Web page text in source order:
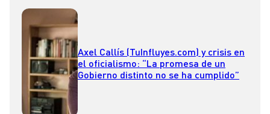
Axel Callís (TuInfluyes.com) y crisis en
el oficialismo: “La promesa de un
Gobierno distinto no se ha cumplido”